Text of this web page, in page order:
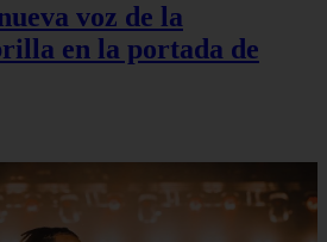
voz de la
en la portada de